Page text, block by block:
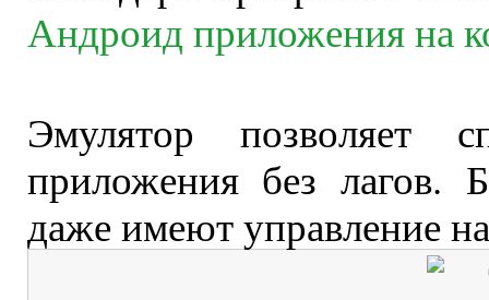
Андроид приложения на
Эмулятор позволяет
приложения без лагов.
даже имеют управление